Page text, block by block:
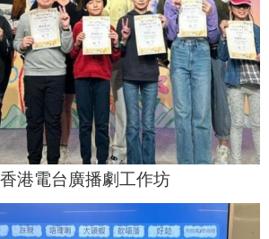
港電台廣播劇工作坊